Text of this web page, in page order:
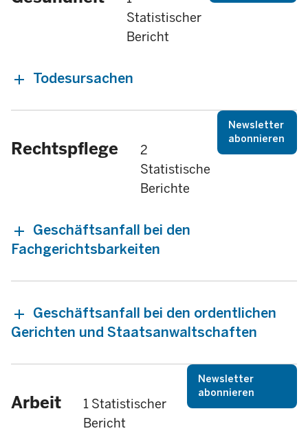
Statistischer
Bericht
Todesursachen
Rechtspflege
2
Statistische
Berichte
Newsletter
abonnieren
Geschäftsanfall bei den
Fachgerichtsbarkeiten
Geschäftsanfall bei den ordentlichen
Gerichten und Staatsanwaltschaften
Arbeit
1 Statistischer
Bericht
Newsletter
abonnieren